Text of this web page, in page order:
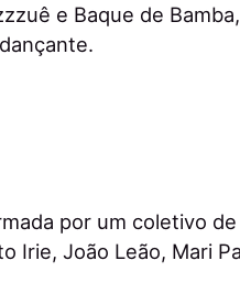
e Baque de
por um coletivo
Irie, João Leão, Mari